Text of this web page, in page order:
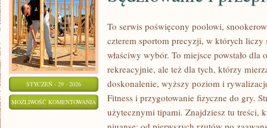
STYCZEŃ - 29 - 2026
MOŻLIWOŚĆ KOMENTOWANIA SĘDZIOWANIE
To serwis poświęcony poolowi,
czterem sportom precyzji, w których liczy
właściwy wybór. To miejsce powstało dla
rekreacyjnie, ale też dla tych, którzy
doskonalenie, wyższy poziom i
Fitness i przygotowanie fizyczne do gry.
użytecznymi tipami. Znajdziesz tu treści,